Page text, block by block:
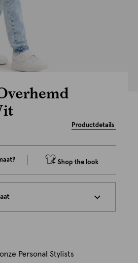
Productdetails
Shop the look
Personal Stylists